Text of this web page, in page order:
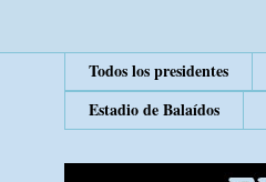
Todos los presidentes
Estadio de Balaídos